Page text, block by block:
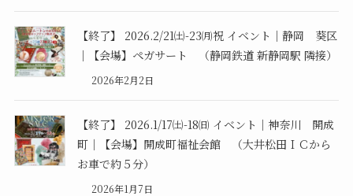
【終了】 2026.2/21㈯-23㈪祝 イベント｜静岡 葵区
｜【会場】ペガサート （静岡鉄道 新静岡駅 隣接）
2026年2月2日
【終了】 2026.1/17㈯-18㈰ イベント｜神奈川 開成
町｜【会場】開成町福祉会館 （大井松田ＩＣから
お車で約５分）
2026年1月7日